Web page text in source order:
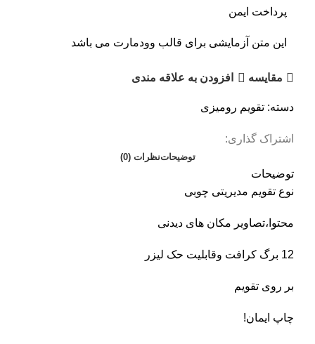
پرداخت ایمن
این متن آزمایشی برای قالب وودمارت می باشد
مقايسه افزودن به علاقه مندی
دسته: تقویم رومیزی
اشتراک گذاری:
توضیحاتنظرات (0)
توضیحات
نوع تقویم مدیریتی چوبی
محتوا،تصاویر مکان های دیدنی
12 برگ کرافت وقابلیت حک لیزر
بر روی تقویم
چاپ ایمان!